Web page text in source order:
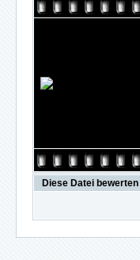
Diese Datei bewerten